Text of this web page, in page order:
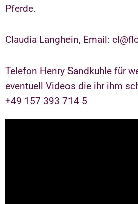
Pferde.
Claudia Langhein, Email:
Telefon Henry Sandkuhle für
eventuell Videos die ihr ihm
+49 157 393 714 5